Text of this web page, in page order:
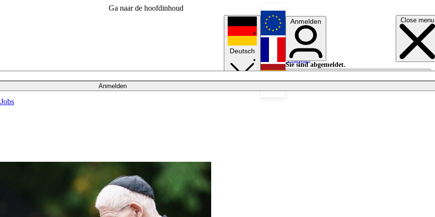
Ga naar de hoofdinhoud
Close menu
Anmelden
Jobs
Deutsch
English
Français
Anmelden
Sie sind abgemeldet.
Anmelden
Licht aus